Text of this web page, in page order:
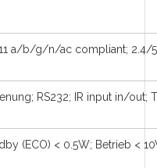
a/b/g/n/ac compliant; 2.4/
RS232; IR input in/out;
(ECO) < 0.5W; Betrieb <